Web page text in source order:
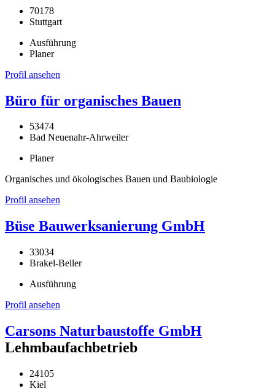
70178
Stuttgart
Ausführung
Planer
Profil ansehen
Büro für organisches Bauen
53474
Bad Neuenahr-Ahrweiler
Planer
Organisches und ökologisches Bauen und Baubiologie
Profil ansehen
Büse Bauwerksanierung GmbH
33034
Brakel-Beller
Ausführung
Profil ansehen
Carsons Naturbaustoffe GmbH
Lehmbaufachbetrieb
24105
Kiel